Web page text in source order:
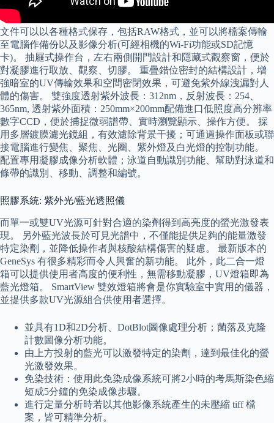
文件可以以各種格式保存，包括RAW格式，並可以將檔案傳輸
至電腦作備份以及影像分析(可經相機的Wi-Fi功能或SD記憶
卡)。 抽屜式操作台，左右兩側開門設計和隱藏式觀察窗，便於
對凝膠進行取放、觀察、切膠。 重疊錯位密封的結構設計，增
強暗室的UV傳輸效果和空間密閉效果，可避免紫外線洩漏對人
體的傷害。 雙強度透射紫外波長：312nm，反射波長：254、
365nm, 透射紫外面積：250mm×200mm配備進口低照度高分辨率
數字CCD，便於捕捉微弱譜帶、實時瀏覽顯示、操作方便。 採
用多層鍍膜濾光鏡組，有效濾除背景干擾；可通過操作面板或聯
接電腦進行變焦、聚焦、光圈、紫外燈及白光燈的控制功能。
配置專用凝膠成像分析軟體；泳道自動識別功能、幫助對泳道和
條帶的識別、移動、調整和編號。
照膠系統: 紫外光/藍光透照儀
而單一或雙UV光源可針對合適的染劑得到高亮度的螢光激發表
現。 另外藍光波長於可見光譜中，不僅能提供足夠的能量激發
特定染劑，並降低操作者與核酸結構傷害的疑慮。 最新版本的
GeneSys 有很多精彩而令人興奮的新功能。 此外，此二合一燈
箱可以提供使用者高度的便利性，無需移動凝膠，UV燈箱即為
藍光燈箱。 SmartView 雙效燈箱將會是你實驗室中實用的儀器，
並提供多款UV光源組合供使用者選擇。
並具有1D和2D分析、DotBlot圖像處理分析；菌落及克隆
計數圖像分析功能。
由上方投射的藍光可以激發特定的染劑，達到最佳化的螢
光激發效果。
免染技術：使用此免染成像系統可將2小時的考馬斯染色縮
短成5分鐘的免染成像步驟。
進行定量分析時若以其他影像系統產生的未壓縮 tiff 檔
案，皆可精準分析。